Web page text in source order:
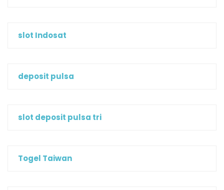
slot Indosat
deposit pulsa
slot deposit pulsa tri
Togel Taiwan